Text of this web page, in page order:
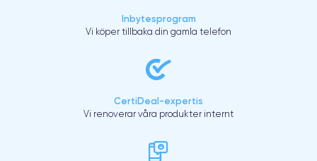
Inbytesprogram
Vi köper tillbaka din gamla telefon
CertiDeal-expertis
Vi renoverar våra produkter internt